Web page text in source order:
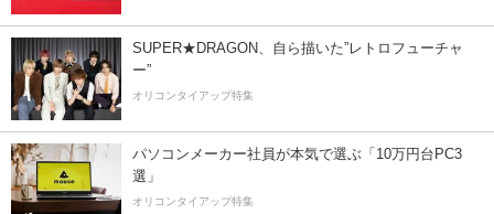
SUPER★DRAGON、自ら描いた”レトロフューチャ
ー”
オリコンタイアップ特集
パソコンメーカー社員が本気で選ぶ「10万円台PC3
選」
オリコンタイアップ特集